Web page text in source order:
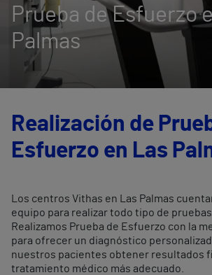
Prueba de Esfuerzo
Palmas
Realización de
Esfuerzo en Las
Los centros Vithas en Las Palmas
equipo para realizar todo tipo de
Realizamos Prueba de Esfuerzo con la
para ofrecer un diagnóstico
nuestros pacientes obtener resultados
tratamiento médico más adecuado.